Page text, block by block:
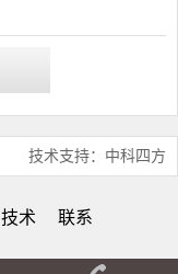
技术支持：中科四方
技术 联系